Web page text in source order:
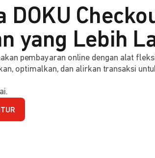
DOKU
yang Lebih
pembayaran online dengan alat
optimalkan, dan alirkan transaksi